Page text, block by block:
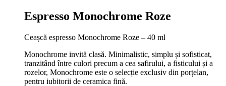
Espresso Monochrome Roze
Ceașcă espresso Monochrome Roze – 40 ml
Monochrome invită clasă. Minimalistic, simplu și sofisticat,
tranzitând între culori precum a cea safirului, a fisticului și a
rozelor, Monochrome este o selecție exclusiv din porțelan,
pentru iubitorii de ceramica fină.